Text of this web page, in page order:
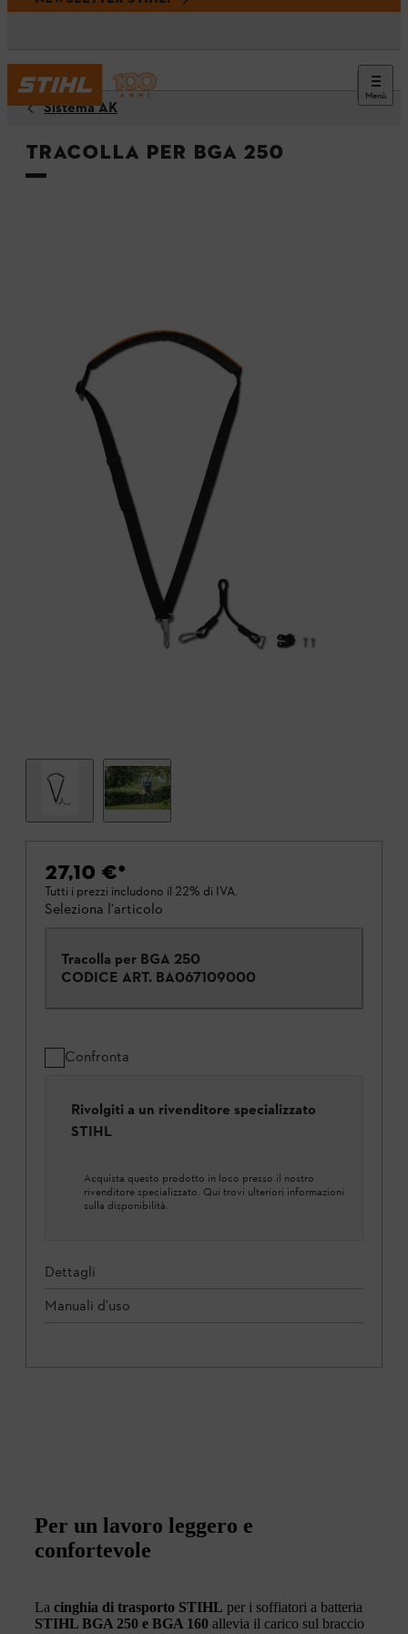
Menù
Sistema AK
Tracolla per BGA 250
27,10 €*
Tutti i prezzi includono il 22% di IVA.
Seleziona l'articolo
Tracolla per BGA 250
CODICE ART. BA067109000
Confronta
Rivolgiti a un rivenditore specializzato
STIHL
Acquista questo prodotto in loco presso il nostro
rivenditore specializzato. Qui trovi ulteriori informazioni
sulla disponibilità.
Dettagli
Manuali d'uso
Per un lavoro leggero e
confortevole
La cinghia di trasporto STIHL per i soffiatori a batteria
STIHL BGA 250 e BGA 160 allevia il carico sul braccio